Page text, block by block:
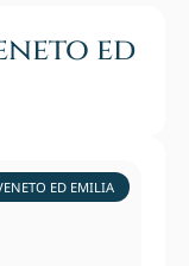
ed
ED EMILIA